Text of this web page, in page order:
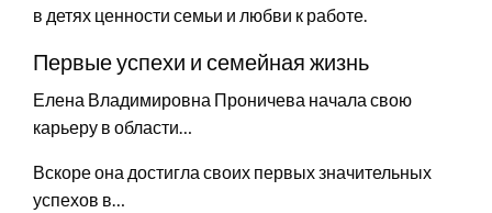
в детях ценности семьи и любви к работе.
Первые успехи и семейная жизнь
Елена Владимировна Проничева начала свою
карьеру в области…
Вскоре она достигла своих первых значительных
успехов в…